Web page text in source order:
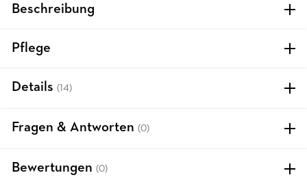
Beschreibung
Pflege
Details (14)
Fragen & Antworten (0)
Bewertungen (0)